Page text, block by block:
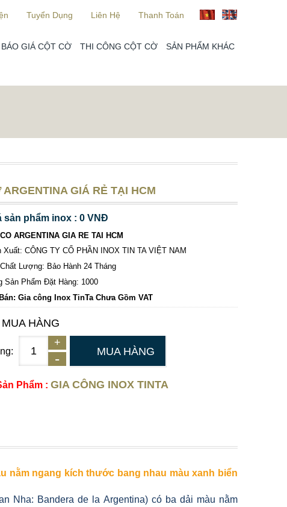
Tuyển Dụng Liên Hệ Thanh Toán
BÁO GIÁ CỘT CỜ THI CÔNG CỘT CỜ SẢN PHẨM KHÁC
ARGENTINA GIÁ RẺ TẠI HCM
sản phẩm inox : 0 VNĐ
ARGENTINA GIA RE TAI HCM
Xuất: CÔNG TY CỔ PHẦN INOX TIN TA VIỆT NAM
Lượng: Bảo Hành 24 Tháng
Sản Phẩm Đặt Hàng: 1000
Gia công Inox TinTa Chưa Gồm VAT
HÀNG
MUA HÀNG
Phẩm : GIA CÔNG INOX TINTA
nằm ngang kích thước bang nhau màu xanh biển
Nha: Bandera de la Argentina) có ba dải màu nằm